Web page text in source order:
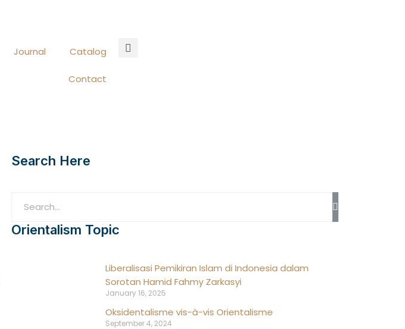
Journal Catalog
Contact
Search Here
Orientalism Topic
Liberalisasi Pemikiran Islam di Indonesia dalam
Sorotan Hamid Fahmy Zarkasyi
January 16, 2025
Oksidentalisme vis-à-vis Orientalisme
September 4, 2024